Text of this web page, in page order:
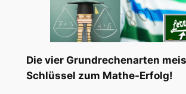
Die vier Grundrechenarten
Schlüssel zum Mathe-Erfolg!